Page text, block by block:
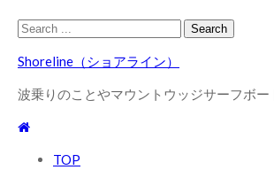
Skip
navigation
Skip
content
Search
Shoreline（ショアライン）
波乗りのことやマウントウッジサーフボ
TOP